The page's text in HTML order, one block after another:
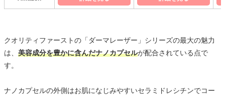
クオリティファーストの「ダーマレーザー」シリーズの最大の魅力
は、 美容成分を豊かに含んだナノカプセルが配合されている点で
す。
ナノカプセルの外側はお肌になじみやすいセラミドレシチンでコー